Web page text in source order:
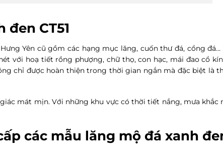
CT51
Yên cũ gồm các hạng mục lăng, cuốn thư đá, cổng đá…
với hoạ tiết rồng phượng, chữ thọ, con hạc, mái đao cổ
chỉ được hoàn thiện trong thời gian ngắn mà đặc biệt là
mát mịn. Với những khu vực có thời tiết nắng, mưa khắc
các mẫu lăng mộ đá xanh